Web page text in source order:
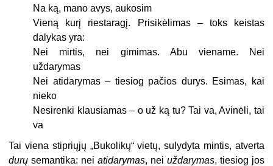
Na ką, mano avys, aukosim
Vieną kurį riestaragį. Prisikėlimas – toks keistas
dalykas yra:
Nei mirtis, nei gimimas. Abu viename. Nei
uždarymas
Nei atidarymas – tiesiog pačios durys. Esimas, kai
nieko
Nesirenki klausiamas – o už ką tu? Tai va, Avinėli, tai
va
Tai viena stipriųjų „Bukolikų“ vietų, sulydyta mintis, atverta
durų semantika: neiatidarymas, nei uždarymas, tiesiog jos